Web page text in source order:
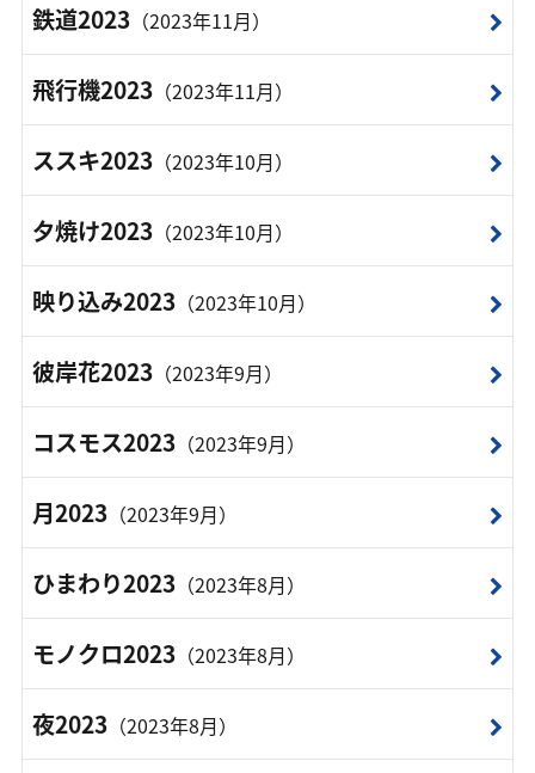
鉄道2023（2023年11月）
飛行機2023（2023年11月）
ススキ2023（2023年10月）
夕焼け2023（2023年10月）
映り込み2023（2023年10月）
彼岸花2023（2023年9月）
コスモス2023（2023年9月）
月2023（2023年9月）
ひまわり2023（2023年8月）
モノクロ2023（2023年8月）
夜2023（2023年8月）